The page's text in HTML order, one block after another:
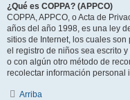
¿Qué es COPPA? (APPCO)
COPPA, APPCO, o Acta de
años del año 1998, es una ley
sitios de Internet, los cuales
el registro de niños sea escrito
o con algún otro método de
recolectar información personal
Arriba